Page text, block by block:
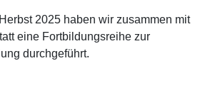
2025 haben wir zusammen mit
eine Fortbildungsreihe zur
durchgeführt.